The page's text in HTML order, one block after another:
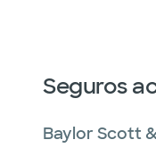
Seguros
Baylor Scott